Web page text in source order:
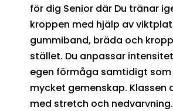
för dig Senior där Du tränar
kroppen med hjälp av
gummiband, bräda och
stället. Du anpassar
egen förmåga samtidigt som
mycket gemenskap. Klassen
med stretch och nedvarvning.